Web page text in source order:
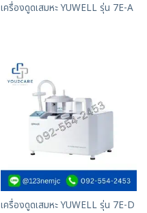
เครื่องดูดเสมหะ YUWELL รุ่น 7E-A
เครื่องดูดเสมหะ YUWELL รุ่น 7E-D